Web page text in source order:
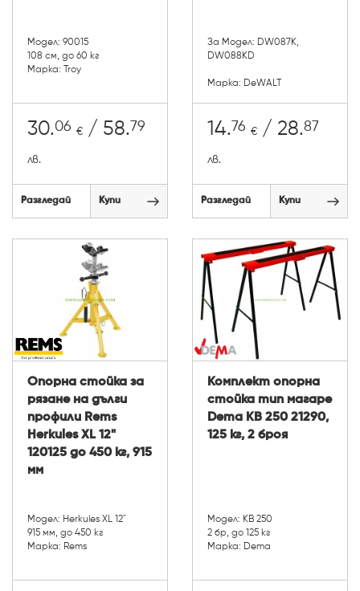
Модел: 90015
108 см, до 60 кг
Марка: Troy
30.06 € / 58.79
лв.
Разгледай Купи
За Модел: DW087K,
DW088KD
Марка: DeWALT
14.76 € / 28.87
лв.
Разгледай Купи
Опорна стойка за
рязане на дълги
профили Rems
Herkules XL 12"
120125 до 450 кг, 915
мм
Модел: Herkules XL 12"
915 мм, до 450 кг
Марка: Rems
Комплект опорна
стойка тип магаре
Dema KB 250 21290,
125 кг, 2 броя
Модел: KB 250
2 бр, до 125 кг
Марка: Dema